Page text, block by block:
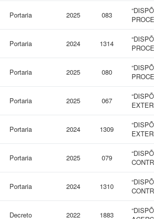
Portaria 2025 083
Portaria 2024 1314
Portaria 2025 080
Portaria 2025 067
Portaria 2024 1309
Portaria 2025 079
Portaria 2024 1310
Decreto 2022 1883